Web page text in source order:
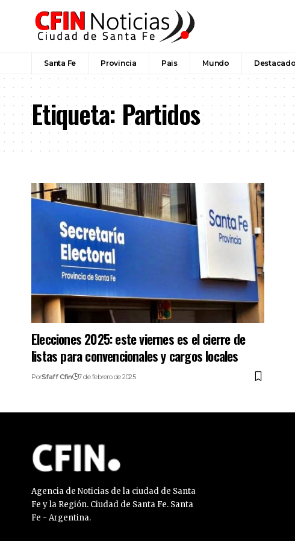
Santa Fe Provincia Pais Mundo
Etiqueta:Partidos
Elecciones 2025: este viernes es el cierre de
listas para convencionales y cargos locales
PorSfaff Cfin 7 de febrero de 2025
Agencia de Noticias de la ciudad de Santa
Fe y la Región. Ciudad de Santa Fe. Santa
Fe - Argentina.